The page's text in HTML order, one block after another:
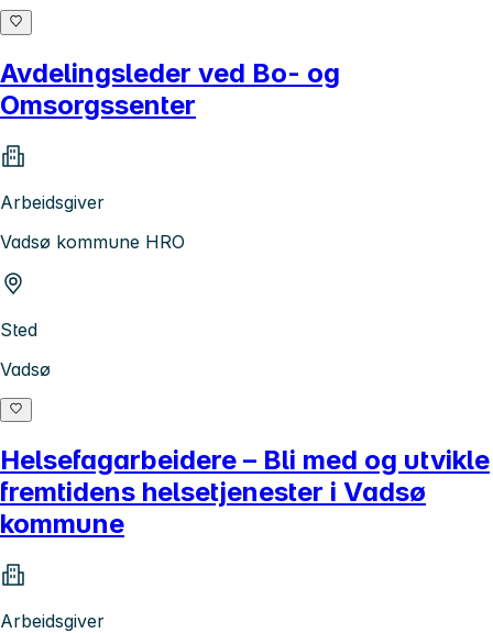
Avdelingsleder ved Bo- og
Omsorgssenter
Arbeidsgiver
Vadsø kommune HRO
Sted
Vadsø
Helsefagarbeidere – Bli med og utvikle
fremtidens helsetjenester i Vadsø
kommune
Arbeidsgiver